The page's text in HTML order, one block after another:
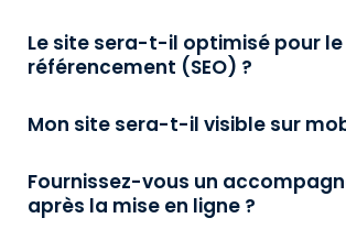
Le site sera-t-il optimisé pour le
référencement (SEO) ?
Mon site sera-t-il visible sur
Fournissez-vous un
après la mise en ligne ?